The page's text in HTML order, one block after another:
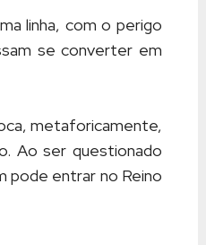
linha, com o perigo
se converter em
metaforicamente,
Ao ser questionado
pode entrar no Reino